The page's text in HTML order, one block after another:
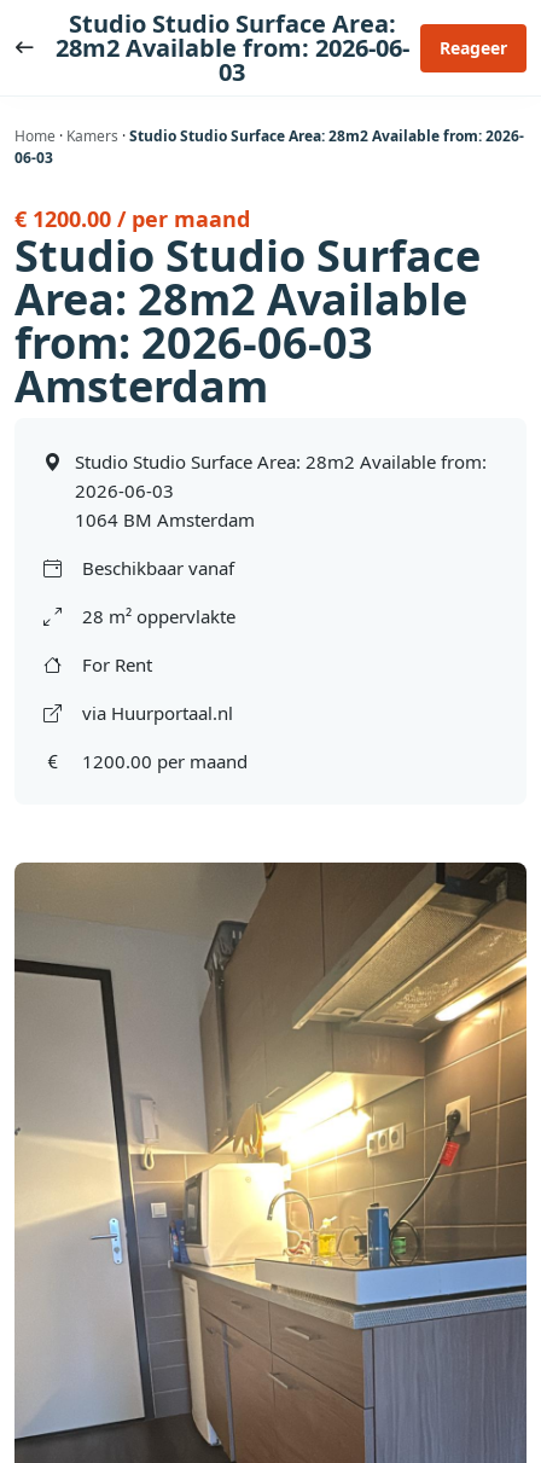
naar
Studio Studio Surface Area:
28m2 Available from: 2026-06-
03
Reageer
Home · Kamers ·Studio Studio Surface Area: 28m2 Available from: 2026-
06-03
€ 1200.00 / per maand
Studio Studio Surface
Area: 28m2 Available
from: 2026-06-03
Amsterdam
Studio Studio Surface Area: 28m2 Available from:
2026-06-03
1064 BM Amsterdam
Beschikbaar vanaf
28 m² oppervlakte
For Rent
via Huurportaal.nl
1200.00 per maand